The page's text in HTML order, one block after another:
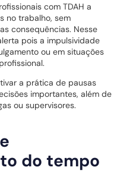
com TDAH a
no trabalho, sem
consequências. Nesse
pois a impulsividade
ou em situações
a prática de pausas
importantes, além de
ou supervisores.
do tempo